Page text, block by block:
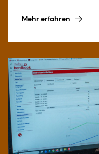
Mehr erfahren